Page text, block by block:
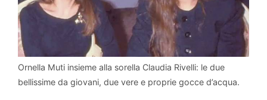
Ornella Muti insieme alla sorella Claudia Rivelli: le due
bellissime da giovani, due vere e proprie gocce d’acqua.